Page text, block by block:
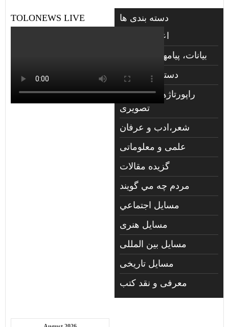
TOLONEWS LIVE
دسته بندی ها
اعلانات فوتی
بیانات، پیامها و گزارشها
دسته‌بندی نشده
راپورتاژهای صوتي و
تصويری
شعر،ادب و عرفان
علمی و معلوماتی
گزیده مقالات
مردم چه مي گويند
مسايل اجتماعي
مسايل هنری
مسایل بین المللی
مسایل تاریخی
معرفی و نقد کتب